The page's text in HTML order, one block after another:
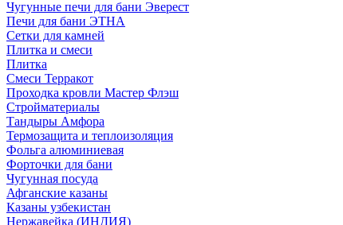
Чугунные печи для бани Эверест
Печи для бани ЭТНА
Сетки для камней
Плитка и смеси
Плитка
Смеси Терракот
Проходка кровли Мастер Флэш
Стройматериалы
Тандыры Амфора
Термозащита и теплоизоляция
Фольга алюминиевая
Форточки для бани
Чугунная посуда
Афганские казаны
Казаны узбекистан
Нержавейка (ИНДИЯ)